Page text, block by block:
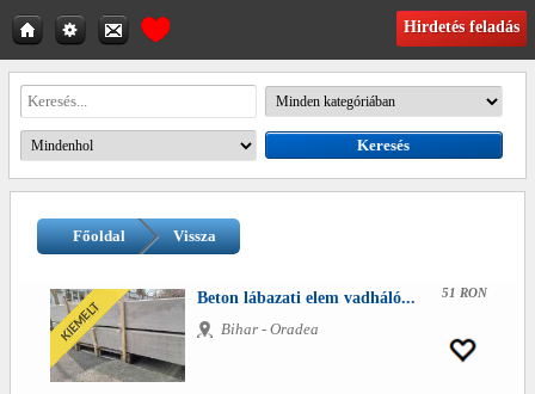
Hirdetés feladás
Főoldal Vissza
Beton lábazati elem vadháló...
Bihar - Oradea
51 RON